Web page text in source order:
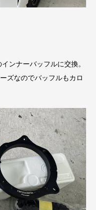
ンナーバッフルに交換。
ズなのでバッフルもカロ